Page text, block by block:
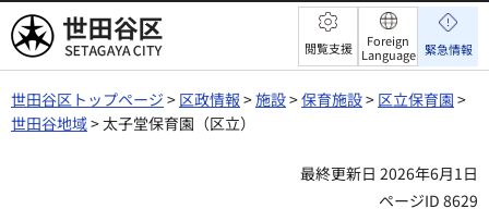
世田谷区 閲覧支援
Foreign
Language 緊急情報
世田谷区トップページ > 区政情報 >施設>保育施設> 区立保育園 >
世田谷地域> 太子堂保育園（区立）
最終更新日 2026年6月1日
ページID 8629